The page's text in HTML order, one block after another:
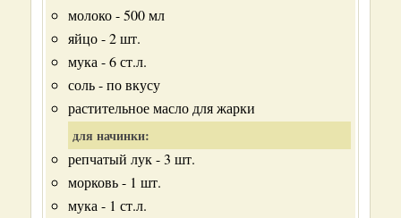
молоко - 500 мл
яйцо - 2 шт.
мука - 6 ст.л.
соль - по вкусу
растительное масло для жарки
для начинки:
репчатый лук - 3 шт.
морковь - 1 шт.
мука - 1 ст.л.